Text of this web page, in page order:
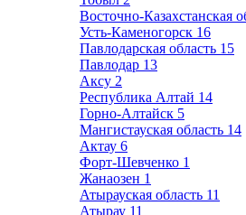
Восточно-Казахстанская
Усть-Каменогорск 16
Павлодарская область 15
Павлодар 13
Аксу 2
Республика Алтай 14
Горно-Алтайск 5
Мангистауская область 14
Актау 6
Форт-Шевченко 1
Жанаозен 1
Атырауская область 11
Атырау 11